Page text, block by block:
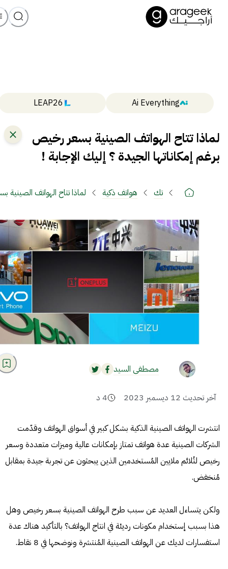
Ai Everything
LEAP26
لماذا تتاح الهواتف الصينية بسعر رخيص
برغم إمكاناتها الجيدة ؟ إليك الإجابة !
تك هواتف ذكية لماذا تتاح الهواتف الصينية
مصطفى السيد
آخر تحديث 12 ديسمبر 2023 4 د
انتشرت الهواتف الصينية الذكية بشكل كبير في أسواق الهواتف وقدّمت
الشركات الصينية عدة هواتف تمتاز بإمكانات عالية وميزات متعددة وسعر
رخيص لتُلائم ملايين المُستخدمين الذين يبحثون عن تجربة جيدة بمقابل
مُنخفض.
ولكن يتساءل العديد عن سبب طرح الهواتف الصينية بسعر رخيص وهل
هذا بسبب إستخدام مكونات رديئة في انتاج الهواتف؟ بالتأكيد هناك عدة
استفسارات لديك عن الهواتف الصينية المُنتشرة ونوضحها في 8 نقاط.